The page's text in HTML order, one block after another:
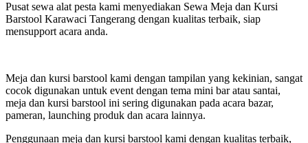
Pusat sewa alat pesta kami menyediakan Sewa Meja dan Kursi
Barstool Karawaci Tangerang dengan kualitas terbaik, siap
mensupport acara anda.
Meja dan kursi barstool kami dengan tampilan yang kekinian, sangat
cocok digunakan untuk event dengan tema mini bar atau santai,
meja dan kursi barstool ini sering digunakan pada acara bazar,
pameran, launching produk dan acara lainnya.
Penggunaan meja dan kursi barstool kami dengan kualitas terbaik,